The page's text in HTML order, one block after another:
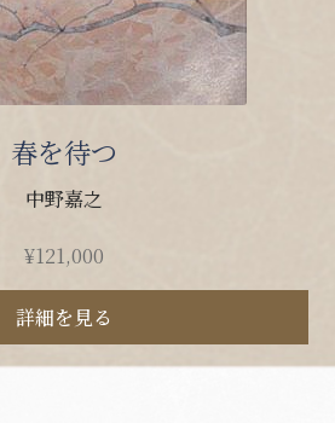
春を待つ
中野嘉之
¥121,000
詳細を見る